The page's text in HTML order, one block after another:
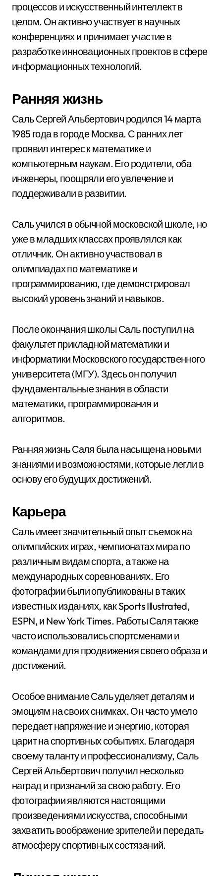
процессов и искусственный интеллект в
целом. Он активно участвует в научных
конференциях и принимает участие в
разработке инновационных проектов в сфере
информационных технологий.
Ранняя жизнь
Саль Сергей Альбертович родился 14 марта
1985 года в городе Москва. С ранних лет
проявил интерес к математике и
компьютерным наукам. Его родители, оба
инженеры, поощряли его увлечение и
поддерживали в развитии.
Саль учился в обычной московской школе, но
уже в младших классах проявлялся как
отличник. Он активно участвовал в
олимпиадах по математике и
программированию, где демонстрировал
высокий уровень знаний и навыков.
После окончания школы Саль поступил на
факультет прикладной математики и
информатики Московского государственного
университета (МГУ). Здесь он получил
фундаментальные знания в области
математики, программирования и
алгоритмов.
Ранняя жизнь Саля была насыщена новыми
знаниями и возможностями, которые легли в
основу его будущих достижений.
Карьера
Саль имеет значительный опыт съемок на
олимпийских играх, чемпионатах мира по
различным видам спорта, а также на
международных соревнованиях. Его
фотографии были опубликованы в таких
известных изданиях, как Sports Illustrated,
ESPN, и New York Times. Работы Саля также
часто использовались спортсменами и
командами для продвижения своего образа и
достижений.
Особое внимание Саль уделяет деталям и
эмоциям на своих снимках. Он часто умело
передает напряжение и энергию, которая
царит на спортивных событиях. Благодаря
своему таланту и профессионализму, Саль
Сергей Альбертович получил несколько
наград и признаний за свою работу. Его
фотографии являются настоящими
произведениями искусства, способными
захватить воображение зрителей и передать
атмосферу спортивных состязаний.